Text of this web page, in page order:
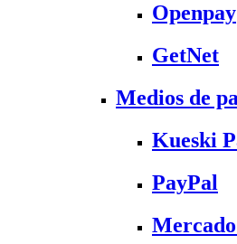
Openpay
GetNet
Medios de
Kueski
PayPal